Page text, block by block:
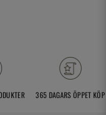
365 DAGARS ÖPPET KÖP